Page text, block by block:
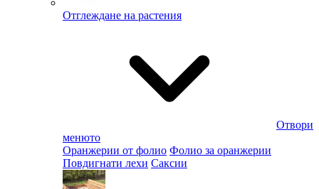
Отглеждане на растения
Отвори
менюто
Оранжерии от фолио Фолио за оранжерии
Повдигнати лехи Саксии